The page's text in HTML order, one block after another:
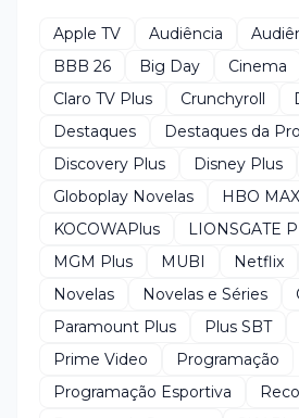
Apple TV Audiência
BBB 26
Big Day Cinema
Claro TV Plus
Crunchyroll
Destaques
Destaques da
Discovery Plus
Disney Plus
Globoplay Novelas
HBO MAX
KOCOWAPlus
LIONSGATE
MGM Plus
MUBI Netflix
Novelas
Novelas e Séries
Paramount Plus
Plus SBT
Prime Video
Programação
Programação Esportiva